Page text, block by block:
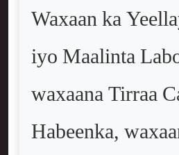
Waxaan ka
iyo Maalinta
waxaana Tirraa
Habeenka,